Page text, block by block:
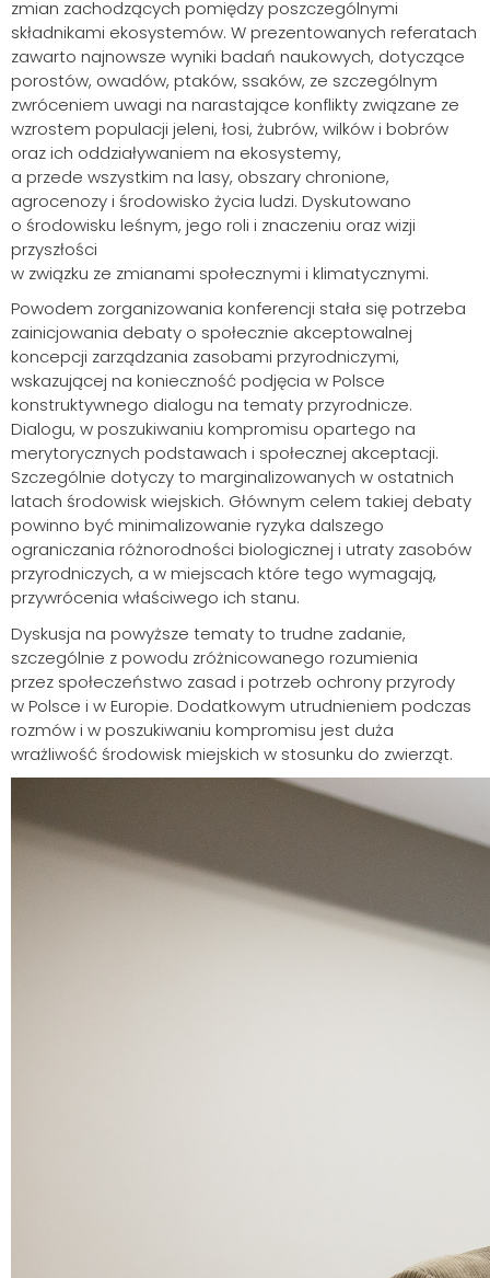
Szukaj
zmian zachodzących pomiędzy poszczególnymi
składnikami ekosystemów. W prezentowanych referatach
zawarto najnowsze wyniki badań naukowych, dotyczące
porostów, owadów, ptaków, ssaków, ze szczególnym
zwróceniem uwagi na narastające konflikty związane ze
wzrostem populacji jeleni, łosi, żubrów, wilków i bobrów
oraz ich oddziaływaniem na ekosystemy,
a przede wszystkim na lasy, obszary chronione,
agrocenozy i środowisko życia ludzi. Dyskutowano
o środowisku leśnym, jego roli i znaczeniu oraz wizji
przyszłości
w związku ze zmianami społecznymi i klimatycznymi.
Powodem zorganizowania konferencji stała się potrzeba
zainicjowania debaty o społecznie akceptowalnej
koncepcji zarządzania zasobami przyrodniczymi,
wskazującej na konieczność podjęcia w Polsce
konstruktywnego dialogu na tematy przyrodnicze.
Dialogu, w poszukiwaniu kompromisu opartego na
merytorycznych podstawach i społecznej akceptacji.
Szczególnie dotyczy to marginalizowanych w ostatnich
latach środowisk wiejskich. Głównym celem takiej debaty
powinno być minimalizowanie ryzyka dalszego
ograniczania różnorodności biologicznej i utraty zasobów
przyrodniczych, a w miejscach które tego wymagają,
przywrócenia właściwego ich stanu.
Dyskusja na powyższe tematy to trudne zadanie,
szczególnie z powodu zróżnicowanego rozumienia
przez społeczeństwo zasad i potrzeb ochrony przyrody
w Polsce i w Europie. Dodatkowym utrudnieniem podczas
rozmów i w poszukiwaniu kompromisu jest duża
wrażliwość środowisk miejskich w stosunku do zwierząt.